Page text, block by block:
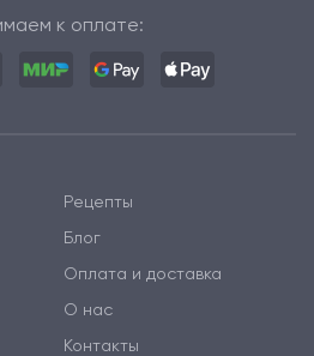
к оплате:
Рецепты
Блог
Оплата и доставка
О нас
Контакты